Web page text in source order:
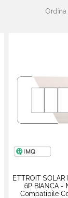
Ordina
ETTROIT
6P BIANCA -
Compatibile